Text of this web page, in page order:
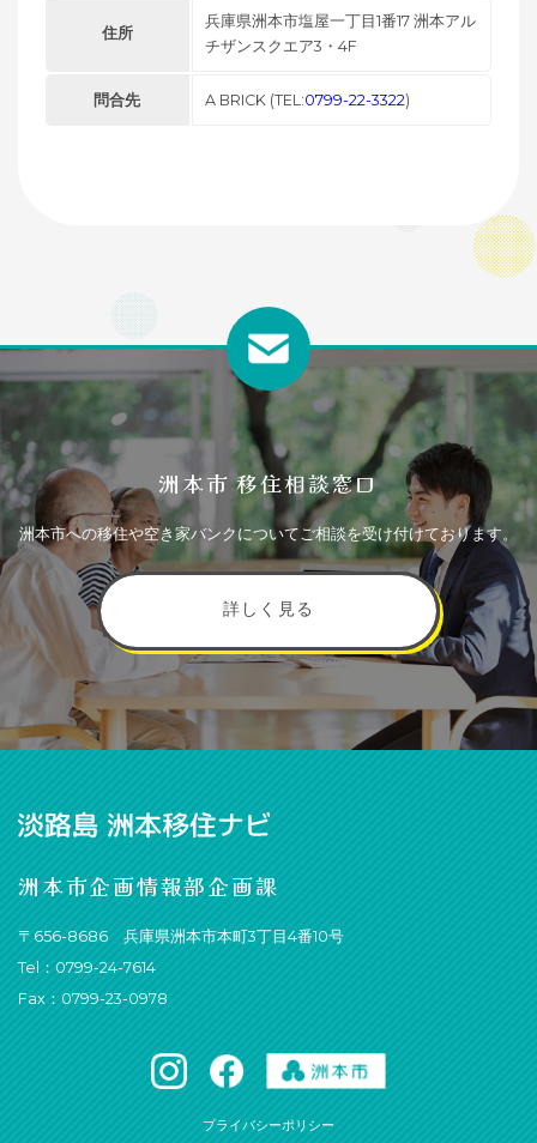
住所
兵庫県洲本市塩屋一丁目1番17 洲本アル
チザンスクエア3・4F
問合先 A BRICK (TEL:0799-22-3322)
洲本市 移住相談窓口
洲本市への移住や空き家バンクについてご相談を受け付けております。
詳しく見る
洲本市企画情報部企画課
〒656-8686 兵庫県洲本市本町3丁目4番10号
Tel：0799-24-7614
Fax：0799-23-0978
プライバシーポリシー